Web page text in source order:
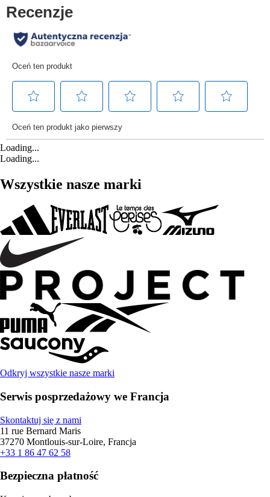
Loading...
Loading...
Wszystkie nasze marki
Odkryj wszystkie nasze marki
Serwis posprzedażowy we Francja
Skontaktuj się z nami
11 rue Bernard Maris
37270 Montlouis-sur-Loire, Francja
+33 1 86 47 62 58
Bezpieczna płatność